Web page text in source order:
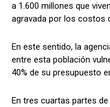
a 1.600 millones que
agravada por los costos
En este sentido, la
entre esta población
40% de su presupuesto
En tres cuartas partes